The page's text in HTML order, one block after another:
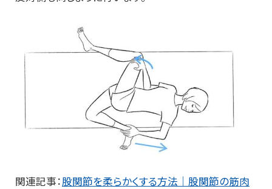
関連記事：股関節を柔らかくする方法｜股関節の筋肉